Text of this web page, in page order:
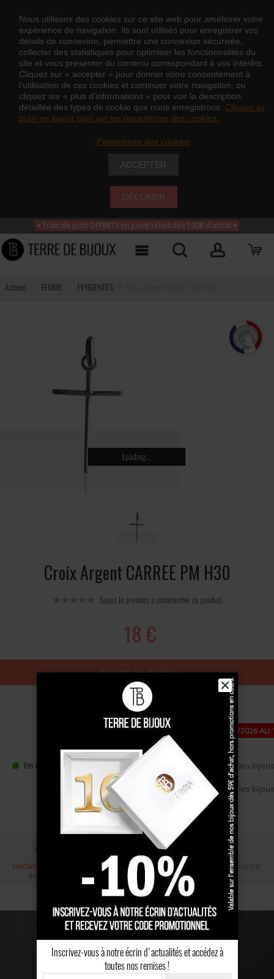
Nous utilisons des cookies sur ce site web pour améliorer votre
expérience de navigation. Ils sont utilisés pour enregistrer vos
détails de connexion, permettre une connexion sécurisée,
collecter des statistiques pour optimiser les fonctionnalités du
site et vous présenter du contenu correspondant à vos intérêts.
Cliquez sur « accepter » pour donner votre consentement à
l’utilisation de ces cookies et continuer votre navigation, ou
cliquez sur « plus d’informations » pour voir la description
détaillée des types de cookie que nous enregistrons. Cliquez ici
pour en savoir plus sur les paramètres des cookies.
Paramètres des cookies
ACCEPTER
DÉCLINER
♥ Frais de port OFFERTS en point relais dès 100€ d'achat ♥
Accueil FEMME PENDENTIFS
Loading...
Croix Argent CARREE PM H30
Soyez le premier à commenter ce produit
18 €
Ajouter au panier
En stock
PAUSE ESTIVALE : FERMETURE DU 24/07/2026
DE -10 % DÈS 49 €, CODE : ÉTÉ10
•Expédition à partir du 17/08/2026 pour les
Expédition à partir du 27/08/2026 pour les
commande (pastille jaune),
Livraison gratuite
dès 100 €
Écrin cadeau Paiement sécurisé
✕
Inscrivez-vous à notre écrin d'actualités et accédez à
toutes nos remises !